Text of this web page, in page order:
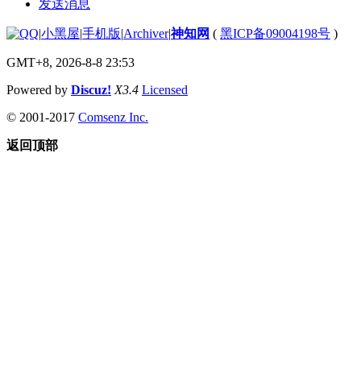
发送消息
|小黑屋|手机版|Archiver|神知网 ( 黑ICP备09004198号 )
GMT+8, 2026-8-8 23:53
Powered by Discuz! X3.4 Licensed
© 2001-2017 Comsenz Inc.
返回顶部